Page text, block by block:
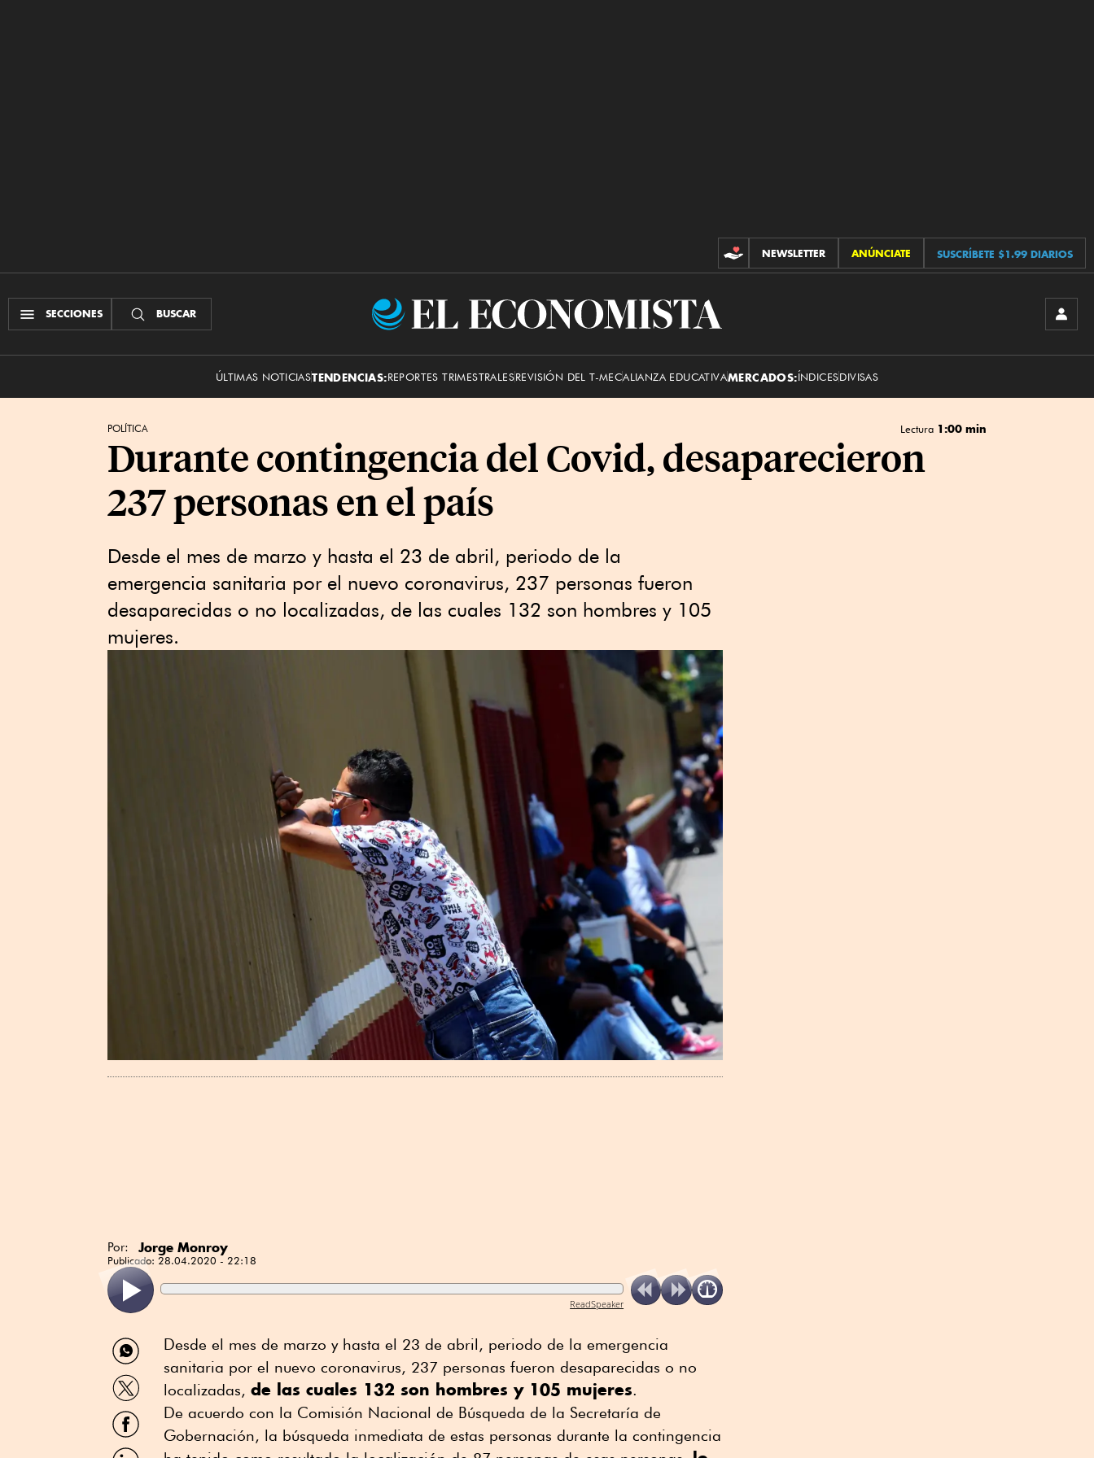
CONTRIBUCIONES
NEWSLETTER ANÚNCIATE SUSCRÍBETE $1.99 DIARIOS
SECCIONES BUSCAR
El
ÚLTIMAS NOTICIASTENDENCIAS:REPORTES TRIMESTRALESREVISIÓN DEL T-MECALIANZA EDUCATIVAMERCADOS:ÍNDICESDIVISAS
POLÍTICA Lectura 1:00 min
Durante contingencia del Covid, desaparecieron
237 personas en el país
Desde el mes de marzo y hasta el 23 de abril, periodo de la
emergencia sanitaria por el nuevo coronavirus, 237 personas fueron
desaparecidas o no localizadas, de las cuales 132 son hombres y 105
mujeres.
Por: Jorge Monroy
Publicado: 28.04.2020 - 22:18
ReadSpeaker
Compartir
por
WhatsApp
Compartir
por
Twitter
Compartir
por
Facebook
Compartir
Desde el mes de marzo y hasta el 23 de abril, periodo de la emergencia
sanitaria por el nuevo coronavirus, 237 personas fueron desaparecidas o no
localizadas, de las cuales 132 son hombres y 105 mujeres.
De acuerdo con la Comisión Nacional de Búsqueda de la Secretaría de
Gobernación, la búsqueda inmediata de estas personas durante la contingencia